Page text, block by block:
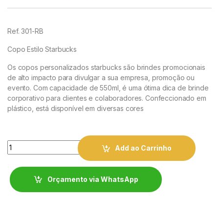
Ref. 301-RB
Copo Estilo Starbucks
Os copos personalizados starbucks são brindes promocionais
de alto impacto para divulgar a sua empresa, promoção ou
evento. Com capacidade de 550ml, é uma ótima dica de brinde
corporativo para clientes e colaboradores. Confeccionado em
plástico, está disponível em diversas cores
Quantity
Add ao Carrinho
Orçamento via WhatsApp